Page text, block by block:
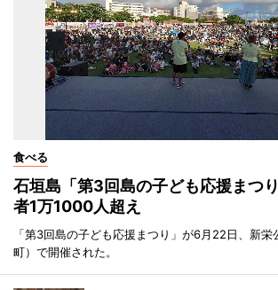
食べる
石垣島「第3回島の子ども応援まつ
者1万1000人超え
「第3回島の子ども応援まつり」が6月22日、新栄
町）で開催された。